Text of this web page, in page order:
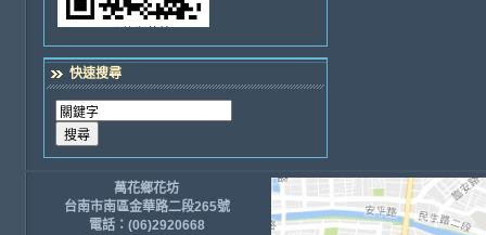
快速搜尋
萬花鄉花坊
台南市南區金華路二段265號
電話：(06)2920668